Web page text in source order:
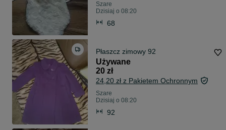
Szare
Dzisiaj o 08:20
68
Płaszcz zimowy 92
Używane
20 zł
24,20 zł z Pakietem Ochronnym
Szare
Dzisiaj o 08:20
92